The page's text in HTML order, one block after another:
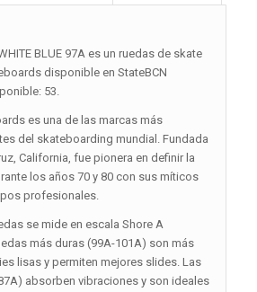
BLUE 97A es un ruedas de skate
disponible en StateBCN
53.
es una de las marcas más
del skateboarding mundial. Fundada
California, fue pionera en definir la
los años 70 y 80 con sus míticos
profesionales.
se mide en escala Shore A
más duras (99A-101A) son más
lisas y permiten mejores slides. Las
absorben vibraciones y son ideales